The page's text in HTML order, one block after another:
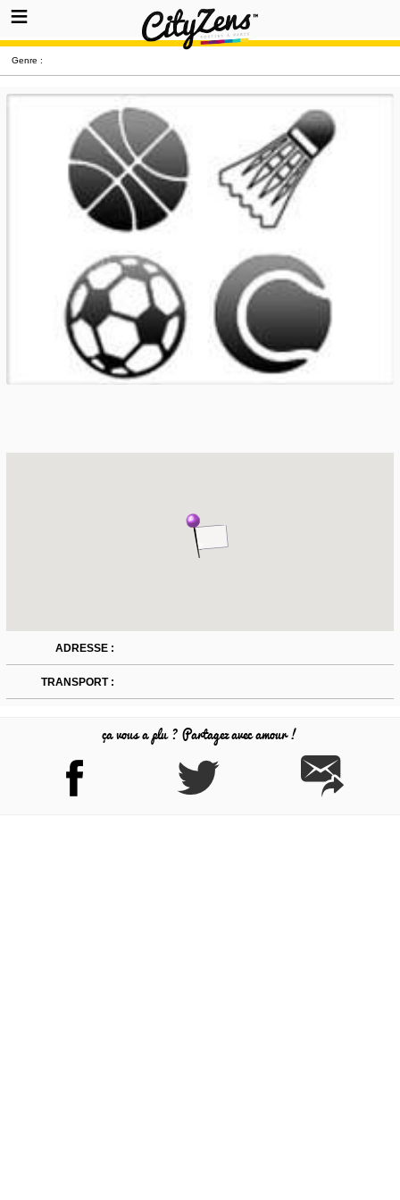
Genre :
ADRESSE :
TRANSPORT :
ça vous a plu ? Partagez avec amour !